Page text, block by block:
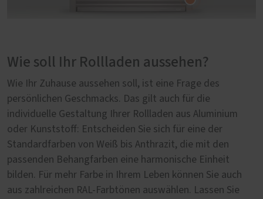
Wie soll Ihr Rollladen aussehen?
Wie Ihr Zuhause aussehen soll, ist eine Frage des
persönlichen Geschmacks. Das gilt auch für die
individuelle Gestaltung Ihrer Rollladen aus Aluminium
oder Kunststoff: Entscheiden Sie sich für eine der
Standardfarben von Weiß bis Anthrazit, die mit den
passenden Behangfarben eine harmonische Einheit
bilden. Für mehr Farbe in Ihrem Leben können Sie auch
aus zahlreichen RAL-Farbtönen auswählen. Lassen Sie